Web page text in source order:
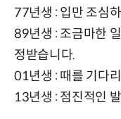
77년생 : 입만 조심
89년생 : 조금마한
정받습니다.
01년생 : 때를 기다
13년생 : 점진적인